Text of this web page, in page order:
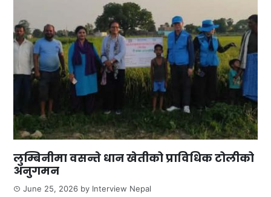
लुम्बिनीमा वसन्ते धान खेतीको प्राविधिक टोलीको
अनुगमन
June 25, 2026 by Interview Nepal